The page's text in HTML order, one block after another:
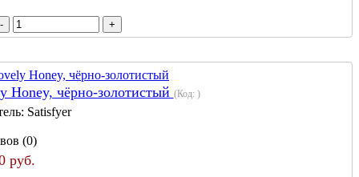
чёрно-золотистый (Код: )
Satisfyer
(0)
руб.